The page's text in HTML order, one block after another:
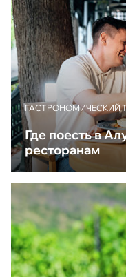
ГАСТРОНОМИЧЕСКИЙ
Где поесть в
ресторанам